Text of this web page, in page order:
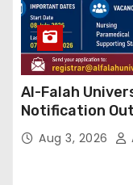
Al-Falah
Notification
Supporting
Aug 3, 2026